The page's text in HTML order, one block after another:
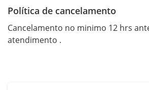
Política de cancelamento
Cancelamento no minimo 12 hrs
atendimento .